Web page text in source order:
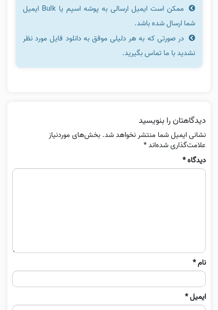
ممکن است ایمیل ارسالی به پوشه اسپم یا Bulk ایمیل
شما ارسال شده باشد.
در صورتی که به هر دلیلی موفق به دانلود فایل مورد نظر
نشدید با ما تماس بگیرید.
دیدگاهتان را بنویسید
نشانی ایمیل شما منتشر نخواهد شد. بخش‌های موردنیاز
علامت‌گذاری شده‌اند*
دیدگاه*
نام*
ایمیل*